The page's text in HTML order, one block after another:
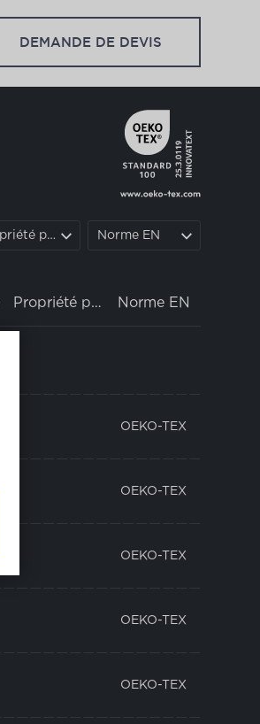
DEMANDE DE DEVIS
Propriété particulière Norme EN
Propriété particulière Norme EN
OEKO-TEX
OEKO-TEX
OEKO-TEX
OEKO-TEX
OEKO-TEX